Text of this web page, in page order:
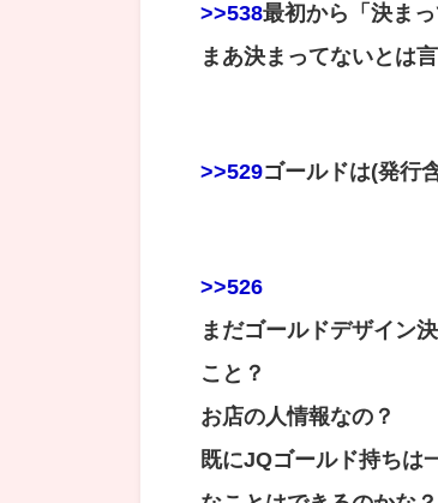
>>538最初から「決まっ
まあ決まってないとは
>>529ゴールドは(発行
>>526
まだゴールドデザイン
こと？
お店の人情報なの？
既にJQゴールド持ちは